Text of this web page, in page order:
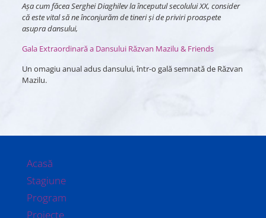
Aşa cum făcea Serghei Diaghilev la începutul secolului XX, consider
că este vital să ne înconjurăm de tineri şi de priviri proaspete
asupra dansului,
Gala Extraordinară a Dansului Răzvan Mazilu & Friends
Un omagiu anual adus dansului, într-o gală semnată de Răzvan
Mazilu.
Acasă
Stagiune
Program
Proiecte